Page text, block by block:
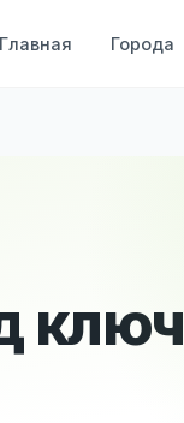
Главная Города
ключ